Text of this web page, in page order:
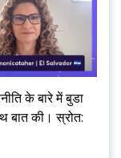
के बारे में बुडा
बात की। स्रोत: